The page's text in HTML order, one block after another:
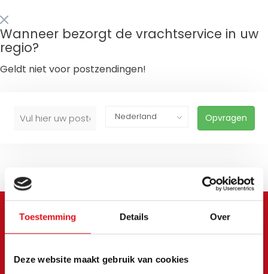
Toestemming Details Over
Deze website maakt gebruik van cookies
Wanneer bezorgt de vrachtservice in uw
regio?
Geldt niet voor postzendingen!
Opvragen
Meld je aan voor onze
nieuwsbrief